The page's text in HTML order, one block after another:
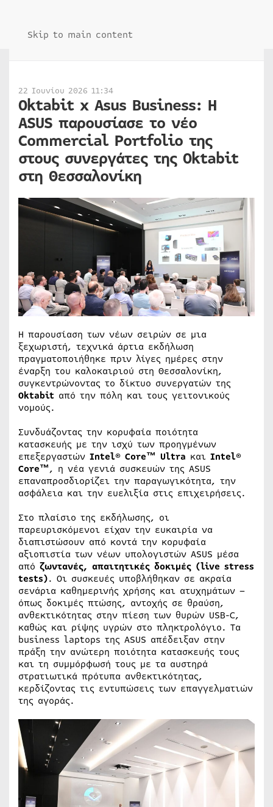
Skip to main content
22 Ιουνίου 2026 11:34
Oktabit x Asus Business: Η
ASUS παρουσίασε το νέο
Commercial Portfolio της
στους συνεργάτες της Oktabit
στη Θεσσαλονίκη
Η παρουσίαση των νέων σειρών σε μια
ξεχωριστή, τεχνικά άρτια εκδήλωση
πραγματοποιήθηκε πριν λίγες ημέρες στην
έναρξη του καλοκαιριού στη Θεσσαλονίκη,
συγκεντρώνοντας το δίκτυο συνεργατών της
Oktabit από την πόλη και τους γειτονικούς
νομούς.
Συνδυάζοντας την κορυφαία ποιότητα
κατασκευής με την ισχύ των προηγμένων
επεξεργαστών Intel® Core™ Ultra και Intel®
Core™, η νέα γενιά συσκευών της ASUS
επαναπροσδιορίζει την παραγωγικότητα, την
ασφάλεια και την ευελιξία στις επιχειρήσεις.
Στο πλαίσιο της εκδήλωσης, οι
παρευρισκόμενοι είχαν την ευκαιρία να
διαπιστώσουν από κοντά την κορυφαία
αξιοπιστία των νέων υπολογιστών ASUS μέσα
από ζωντανές, απαιτητικές δοκιμές (live stress
tests). Οι συσκευές υποβλήθηκαν σε ακραία
σενάρια καθημερινής χρήσης και ατυχημάτων –
όπως δοκιμές πτώσης, αντοχής σε θραύση,
ανθεκτικότητας στην πίεση των θυρών USB-C,
καθώς και ρίψης υγρών στο πληκτρολόγιο. Τα
business laptops της ASUS απέδειξαν στην
πράξη την ανώτερη ποιότητα κατασκευής τους
και τη συμμόρφωσή τους με τα αυστηρά
στρατιωτικά πρότυπα ανθεκτικότητας,
κερδίζοντας τις εντυπώσεις των επαγγελματιών
της αγοράς.